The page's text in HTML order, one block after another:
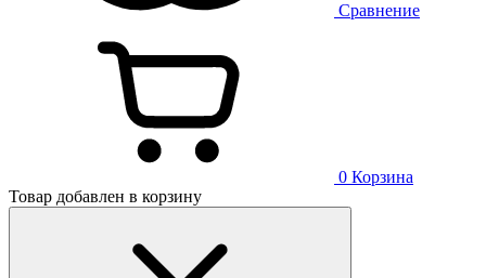
Сравнение
0 Корзина
Товар добавлен в корзину